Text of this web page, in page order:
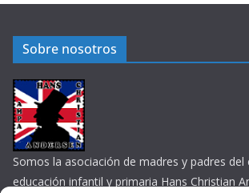
Sobre nosotros
Somos la asociación de madres y padres del
educación infantil y primaria Hans Christian